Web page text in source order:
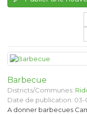
Barbecue
Districts/Communes:
Date de publication: 03-
A donner barbecues